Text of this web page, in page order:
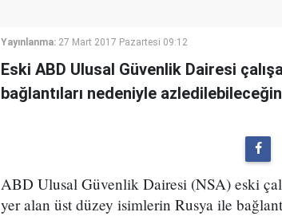
Yayınlanma: 27 Mart 2017 Pazartesi 09:12
Eski ABD Ulusal Güvenlik Dairesi
bağlantıları nedeniyle
ABD Ulusal Güvenlik Dairesi (NSA) eski
yer alan üst düzey isimlerin Rusya ile